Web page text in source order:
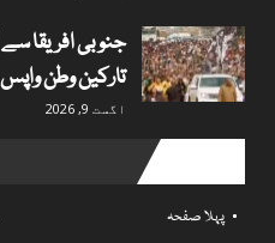
تارکین وطن واپس
اگست 9, 2026
پہلا صفحہ